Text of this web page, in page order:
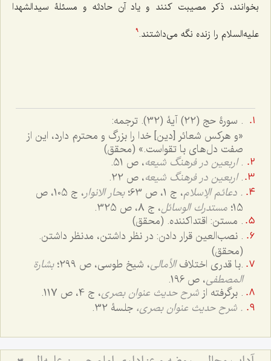
بخوانند، ذكر مصيبت كنند و ياد آن حادثه و مسئلۀ سيدالشهدا
عليه‌السلام را زنده نگه‌ مى‌‌داشتند.9
. سورۀ حج (22) آیۀ (32). ترجمه:
«و هرکس شعائر [دین] خدا را بزرگ و محترم دارد، این از
صفت دل‌های با تقواست.» (محقق)
.اربعین در فرهنگ شیعه، ص 51.
.اربعین در فرهنگ شیعه، ص 22.
. دعائم الإسلام، ج ‌1، ص 63؛ بحار الانوار
، ج 105، ص
15؛ مستدرك الوسائل، ج 8، ص 325.
. مستن: اقتداکننده. (محقق)
. نصب‌العین قرار دادن: در نظر داشتن، مدنظر داشتن.
(محقق)
.با قدری اختلافالأمالی، شیخ طوسی، ص 299؛
بشارة
المصطفى، ص 196.
. برگرفته از شرح حدیث عنوان بصری، ج 4، ص 117.
. شرح حدیث عنوان بصری، جلسۀ 32.